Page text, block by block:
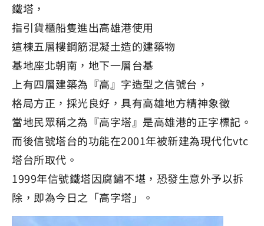
鐵塔，
指引貨櫃船隻進出高雄港使用
這棟五層樓鋼筋混凝土造的建築物
基地座北朝南，地下一層台基
上有四層建築為『高』字造型之信號台，
格局方正，採光良好，具有高雄地方精神象徵
當地民眾稱之為『高字塔』是高雄港的正字標記。
而後信號塔台的功能在2001年被新建為現代化vtc
塔台所取代。
1999年信號鐵塔因腐鏽不堪，恐發生意外予以拆
除，即為今日之「高字塔」。